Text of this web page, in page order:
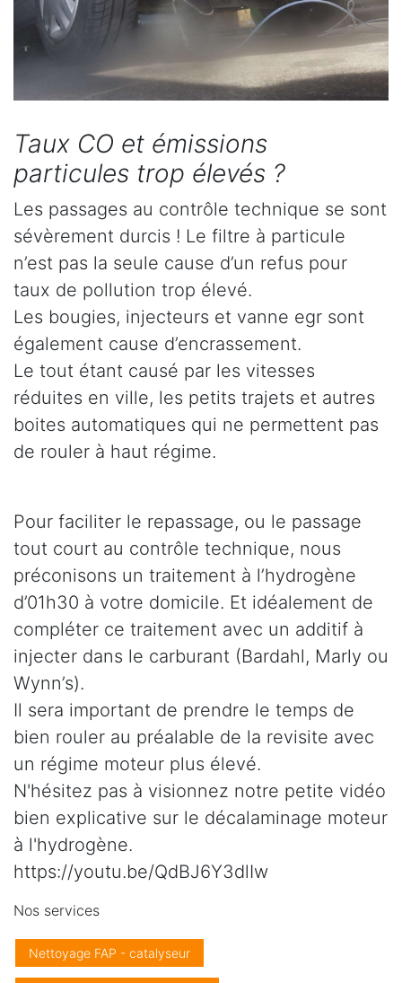
Taux CO et émissions
particules trop élevés ?
Les passages au contrôle technique se sont
sévèrement durcis ! Le filtre à particule
n’est pas la seule cause d’un refus pour
taux de pollution trop élevé.
Les bougies, injecteurs et vanne egr sont
également cause d’encrassement.
Le tout étant causé par les vitesses
réduites en ville, les petits trajets et autres
boites automatiques qui ne permettent pas
de rouler à haut régime.
Pour faciliter le repassage, ou le passage
tout court au contrôle technique, nous
préconisons un traitement à l’hydrogène
d’01h30 à votre domicile. Et idéalement de
compléter ce traitement avec un additif à
injecter dans le carburant (Bardahl, Marly ou
Wynn’s).
Il sera important de prendre le temps de
bien rouler au préalable de la revisite avec
un régime moteur plus élevé.
N'hésitez pas à visionnez notre petite vidéo
bien explicative sur le décalaminage moteur
à l'hydrogène.
https://youtu.be/QdBJ6Y3dlIw
Nos services
Nettoyage FAP - catalyseur